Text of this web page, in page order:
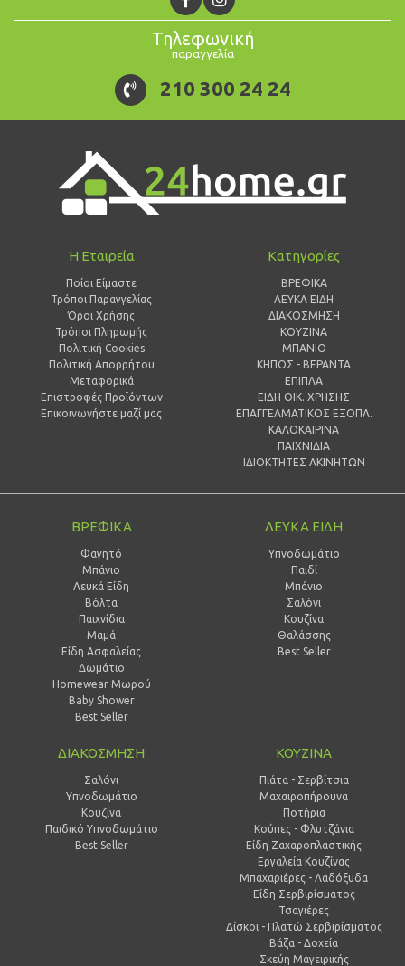
Τηλεφωνική
παραγγελία
210 300 24 24
Η Εταιρεία
Ποίοι Είμαστε
Τρόποι Παραγγελίας
Όροι Χρήσης
Τρόποι Πληρωμής
Πολιτική Cookies
Πολιτική Απορρήτου
Μεταφορικά
Επιστροφές Προϊόντων
Επικοινωνήστε μαζί μας
Κατηγορίες
ΒΡΕΦΙΚΑ
ΛΕΥΚΑ ΕΙΔΗ
ΔΙΑΚΟΣΜΗΣΗ
ΚΟΥΖΙΝΑ
ΜΠΑΝΙΟ
ΚΗΠΟΣ - ΒΕΡΑΝΤΑ
ΕΠΙΠΛΑ
ΕΙΔΗ ΟΙΚ. ΧΡΗΣΗΣ
ΕΠΑΓΓΕΛΜΑΤΙΚΟΣ ΕΞΟΠΛ.
ΚΑΛΟΚΑΙΡΙΝΑ
ΠΑΙΧΝΙΔΙΑ
ΙΔΙΟΚΤΗΤΕΣ ΑΚΙΝΗΤΩΝ
ΒΡΕΦΙΚΑ
Φαγητό
Μπάνιο
Λευκά Είδη
Βόλτα
Παιχνίδια
Μαμά
Είδη Ασφαλείας
Δωμάτιο
Homewear Μωρού
Baby Shower
Best Seller
ΛΕΥΚΑ ΕΙΔΗ
Υπνοδωμάτιο
Παιδί
Mπάνιο
Σαλόνι
Κουζίνα
Θαλάσσης
Best Seller
ΔΙΑΚΟΣΜΗΣΗ
Σαλόνι
Υπνοδωμάτιο
Κουζίνα
Παιδικό Υπνοδωμάτιο
Best Seller
ΚΟΥΖΙΝΑ
Πιάτα - Σερβίτσια
Μαχαιροπήρουνα
Ποτήρια
Κούπες - Φλυτζάνια
Είδη Ζαχαροπλαστικής
Εργαλεία Κουζίνας
Μπαχαριέρες - Λαδόξυδα
Είδη Σερβιρίσματος
Τσαγιέρες
Δίσκοι - Πλατώ Σερβιρίσματος
Βάζα - Δοχεία
Σκεύη Μαγειρικής